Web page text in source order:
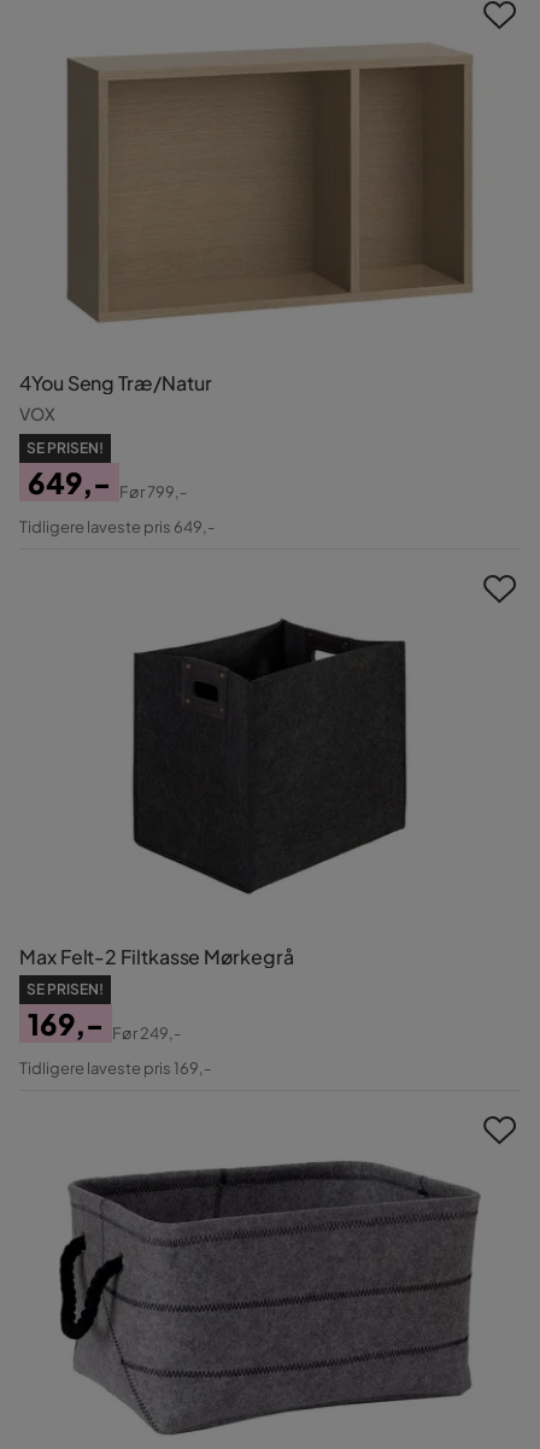
4You Seng Træ/Natur
VOX
SE PRISEN!
Pris
649,-
Original
Før799,-
Tidligere laveste pris 649,-
Max Felt-2 Filtkasse Mørkegrå
SE PRISEN!
Pris
169,-
Original
Før249,-
Tidligere laveste pris 169,-